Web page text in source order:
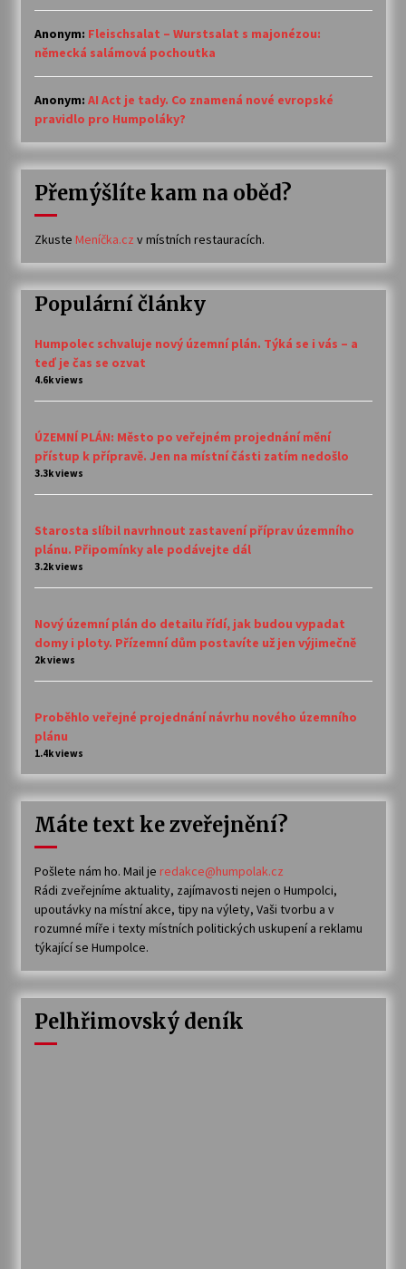
Anonym: Fleischsalat – Wurstsalat s majonézou:
německá salámová pochoutka
Anonym: AI Act je tady. Co znamená nové evropské
pravidlo pro Humpoláky?
Přemýšlíte kam na oběd?
Zkuste Meníčka.cz v místních restauracích.
Populární články
Humpolec schvaluje nový územní plán. Týká se i vás – a
teď je čas se ozvat
4.6k views
ÚZEMNÍ PLÁN: Město po veřejném projednání mění
přístup k přípravě. Jen na místní části zatím nedošlo
3.3k views
Starosta slíbil navrhnout zastavení příprav územního
plánu. Připomínky ale podávejte dál
3.2k views
Nový územní plán do detailu řídí, jak budou vypadat
domy i ploty. Přízemní dům postavíte už jen výjimečně
2k views
Proběhlo veřejné projednání návrhu nového územního
plánu
1.4k views
Máte text ke zveřejnění?
Pošlete nám ho. Mail je redakce@humpolak.cz
Rádi zveřejníme aktuality, zajímavosti nejen o Humpolci,
upoutávky na místní akce, tipy na výlety, Vaši tvorbu a v
rozumné míře i texty místních politických uskupení a reklamu
týkající se Humpolce.
Pelhřimovský deník